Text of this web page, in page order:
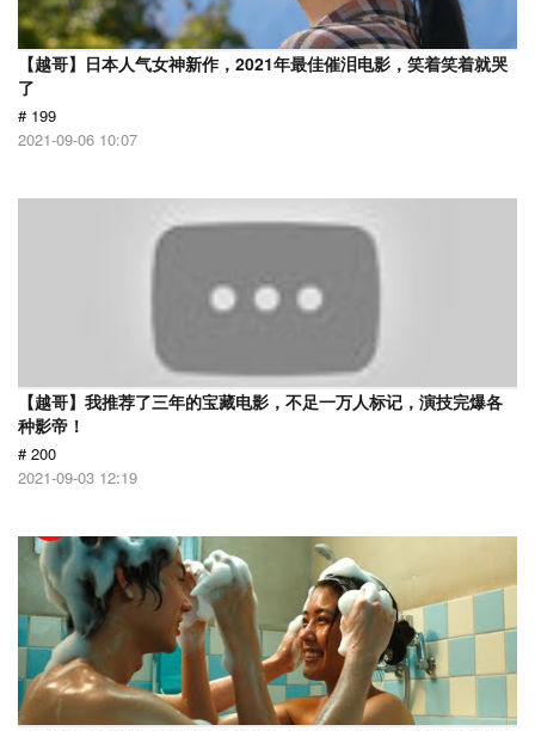
【越哥】日本人气女神新作，2021年最佳催泪电影，笑着笑着就哭
了
# 199
2021-09-06 10:07
【越哥】我推荐了三年的宝藏电影，不足一万人标记，演技完爆各
种影帝！
# 200
2021-09-03 12:19